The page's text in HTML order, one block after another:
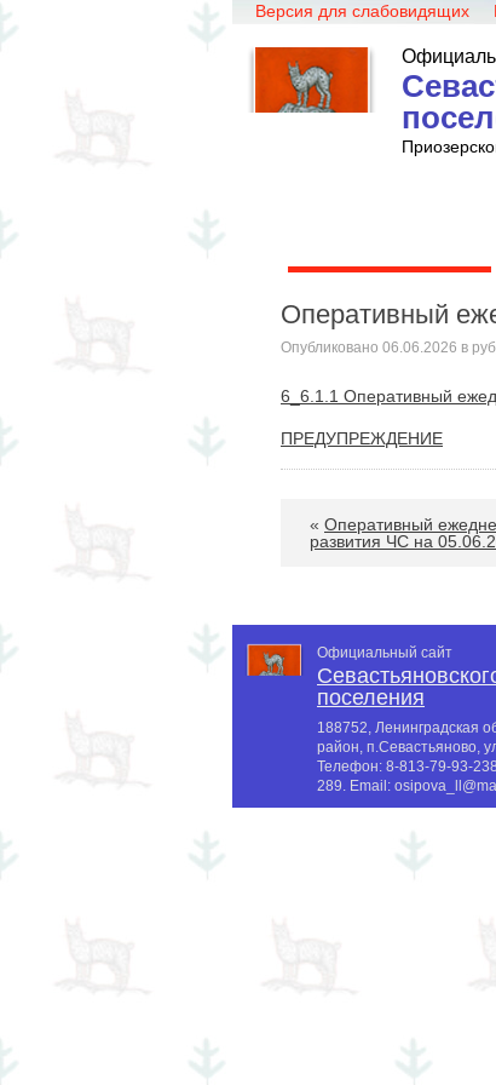
Оперативный
Опубликовано 06.06.2026 в
6_6.1.1 Оперативный
ПРЕДУПРЕЖДЕНИЕ
« Оперативный
развития ЧС на
Официальный сайт
поселения
188752, Ленинградская
район, п.Севастьяново,
Телефон: 8-813-79-93-238
289. Email: